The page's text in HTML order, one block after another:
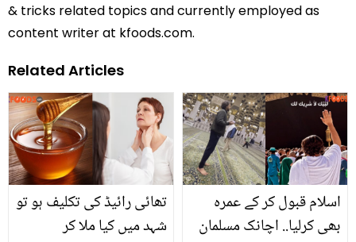
& tricks related topics and currently employed as
content writer at kfoods.com.
Related Articles
تھائی رائیڈ کی تکلیف ہو تو
شہد میں کیا ملا کر
اسلام قبول کر کے عمرہ
بھی کرلیا.. اچانک مسلمان